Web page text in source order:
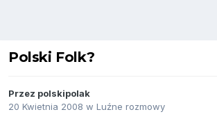
Polski Folk?
Przez polskipolak
20 Kwietnia 2008 w Luźne rozmowy